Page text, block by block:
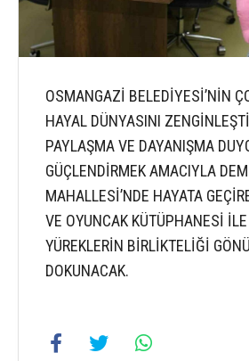
OSMANGAZİ BELEDİYESİ’NİN
HAYAL DÜNYASINI
PAYLAŞMA VE DAYANIŞMA
GÜÇLENDİRMEK AMACIYLA
MAHALLESİ’NDE HAYATA
VE OYUNCAK KÜTÜPHANESİ
YÜREKLERİN BİRLİKTELİĞİ
DOKUNACAK.